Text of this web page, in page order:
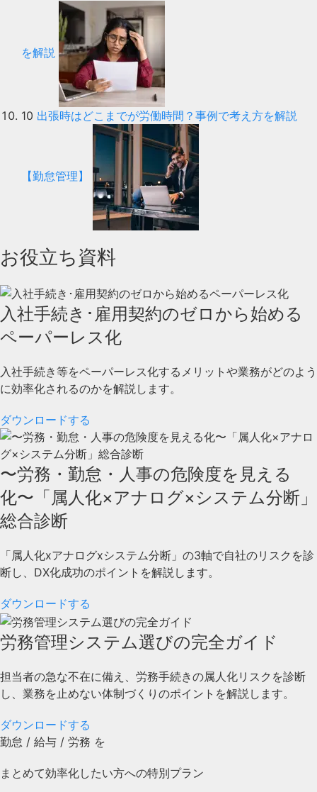
を解説
10 出張時はどこまでが労働時間？事例で考え方を解説
【勤怠管理】
お役立ち資料
入社手続き･雇用契約のゼロから始める
ペーパーレス化
入社手続き等をペーパーレス化するメリットや業務がどのよう
に効率化されるのかを解説します。
ダウンロードする
〜労務・勤怠・人事の危険度を見える
化〜「属人化×アナログ×システム分断」
総合診断
「属人化xアナログxシステム分断」の3軸で自社のリスクを診
断し、DX化成功のポイントを解説します。
ダウンロードする
労務管理システム選びの完全ガイド
担当者の急な不在に備え、労務手続きの属人化リスクを診断
し、業務を止めない体制づくりのポイントを解説します。
ダウンロードする
勤怠 / 給与 / 労務 を
まとめて効率化したい方への特別プラン